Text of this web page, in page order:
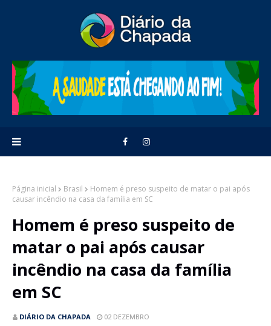
Página inicial Brasil
Homem é preso suspeito de matar o pai após
causar incêndio na casa da família em SC
Homem é preso suspeito de
matar o pai após causar
incêndio na casa da família
em SC
DIÁRIO DA CHAPADA 02 DEZEMBRO